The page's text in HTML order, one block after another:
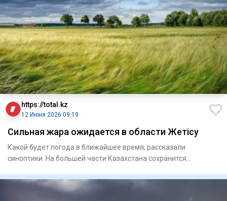
https://total.kz
12 Июня 2026 09:19
Сильная жара ожидается в области Жетісу
Какой будет погода в ближайшее время, рассказали
синоптики. На большей части Казахстана сохранится